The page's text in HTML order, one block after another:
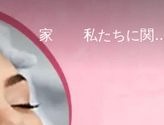
家 私たちに